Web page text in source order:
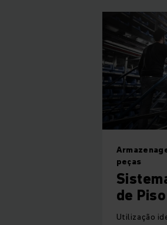
peças
de Piso
Utilização